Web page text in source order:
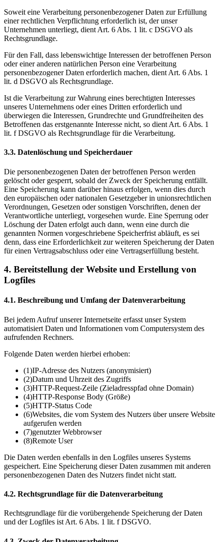
Soweit eine Verarbeitung personenbezogener Daten zur Erfüllung
einer rechtlichen Verpflichtung erforderlich ist, der unser
Unternehmen unterliegt, dient Art. 6 Abs. 1 lit. c DSGVO als
Rechtsgrundlage.
Für den Fall, dass lebenswichtige Interessen der betroffenen Person
oder einer anderen natürlichen Person eine Verarbeitung
personenbezogener Daten erforderlich machen, dient Art. 6 Abs. 1
lit. d DSGVO als Rechtsgrundlage.
Ist die Verarbeitung zur Wahrung eines berechtigten Interesses
unseres Unternehmens oder eines Dritten erforderlich und
überwiegen die Interessen, Grundrechte und Grundfreiheiten des
Betroffenen das erstgenannte Interesse nicht, so dient Art. 6 Abs. 1
lit. f DSGVO als Rechtsgrundlage für die Verarbeitung.
3.3. Datenlöschung und Speicherdauer
Die personenbezogenen Daten der betroffenen Person werden
gelöscht oder gesperrt, sobald der Zweck der Speicherung entfällt.
Eine Speicherung kann darüber hinaus erfolgen, wenn dies durch
den europäischen oder nationalen Gesetzgeber in unionsrechtlichen
Verordnungen, Gesetzen oder sonstigen Vorschriften, denen der
Verantwortliche unterliegt, vorgesehen wurde. Eine Sperrung oder
Löschung der Daten erfolgt auch dann, wenn eine durch die
genannten Normen vorgeschriebene Speicherfrist abläuft, es sei
denn, dass eine Erforderlichkeit zur weiteren Speicherung der Daten
für einen Vertragsabschluss oder eine Vertragserfüllung besteht.
4. Bereitstellung der Website und Erstellung von
Logfiles
4.1. Beschreibung und Umfang der Datenverarbeitung
Bei jedem Aufruf unserer Internetseite erfasst unser System
automatisiert Daten und Informationen vom Computersystem des
aufrufenden Rechners.
Folgende Daten werden hierbei erhoben:
(1)IP-Adresse des Nutzers (anonymisiert)
(2)Datum und Uhrzeit des Zugriffs
(3)HTTP-Request-Zeile (Zieladresspfad ohne Domain)
(4)HTTP-Response Body (Größe)
(5)HTTP-Status Code
(6)Websites, die vom System des Nutzers über unsere Website
aufgerufen werden
(7)genutzter Webbrowser
(8)Remote User
Die Daten werden ebenfalls in den Logfiles unseres Systems
gespeichert. Eine Speicherung dieser Daten zusammen mit anderen
personenbezogenen Daten des Nutzers findet nicht statt.
4.2. Rechtsgrundlage für die Datenverarbeitung
Rechtsgrundlage für die vorübergehende Speicherung der Daten
und der Logfiles ist Art. 6 Abs. 1 lit. f DSGVO.